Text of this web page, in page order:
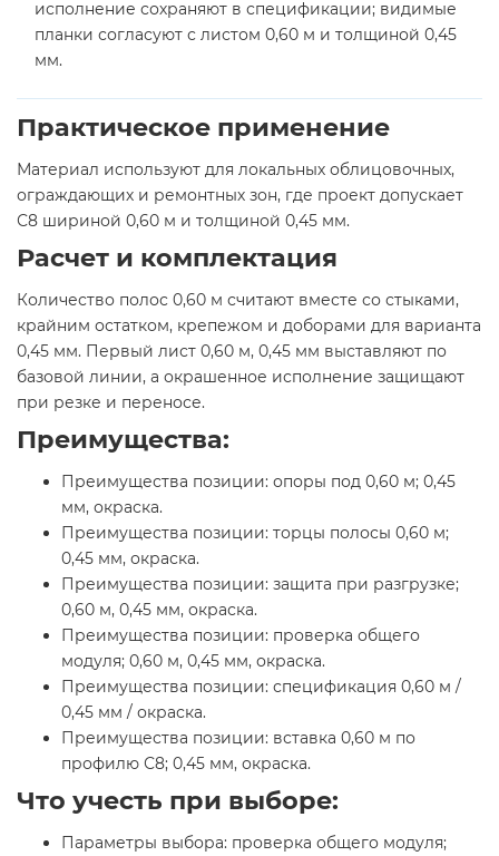
исполнение сохраняют в спецификации; видимые
планки согласуют с листом 0,60 м и толщиной 0,45
мм.
Практическое применение
Материал используют для локальных облицовочных,
ограждающих и ремонтных зон, где проект допускает
С8 шириной 0,60 м и толщиной 0,45 мм.
Расчет и комплектация
Количество полос 0,60 м считают вместе со стыками,
крайним остатком, крепежом и доборами для варианта
0,45 мм. Первый лист 0,60 м, 0,45 мм выставляют по
базовой линии, а окрашенное исполнение защищают
при резке и переносе.
Преимущества:
Преимущества позиции: опоры под 0,60 м; 0,45
мм, окраска.
Преимущества позиции: торцы полосы 0,60 м;
0,45 мм, окраска.
Преимущества позиции: защита при разгрузке;
0,60 м, 0,45 мм, окраска.
Преимущества позиции: проверка общего
модуля; 0,60 м, 0,45 мм, окраска.
Преимущества позиции: спецификация 0,60 м /
0,45 мм / окраска.
Преимущества позиции: вставка 0,60 м по
профилю С8; 0,45 мм, окраска.
Что учесть при выборе:
Параметры выбора: проверка общего модуля;